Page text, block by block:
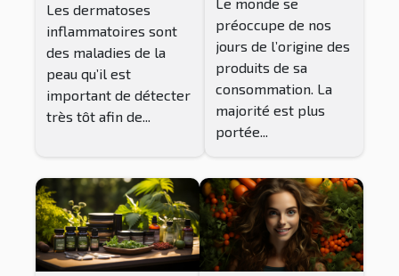
Les dermatoses
inflammatoires sont
des maladies de la
peau qu’il est
important de détecter
très tôt afin de...
Le monde se
préoccupe de nos
jours de l’origine des
produits de sa
consommation. La
majorité est plus
portée...